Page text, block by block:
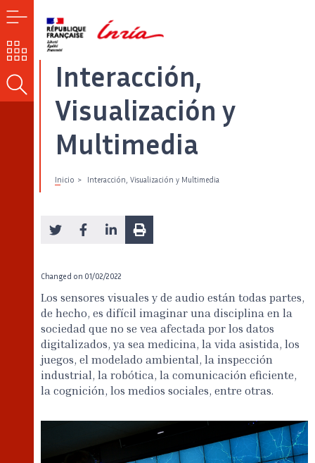
MENÚ
NUESTROS
RETOS
BUSCAR
Interacción,
Visualización y
Multimedia
Inicio Interacción, Visualización y Multimedia
Changed on 01/02/2022
Los sensores visuales y de audio están todas partes,
de hecho, es difícil imaginar una disciplina en la
sociedad que no se vea afectada por los datos
digitalizados, ya sea medicina, la vida asistida, los
juegos, el modelado ambiental, la inspección
industrial, la robótica, la comunicación eficiente,
la cognición, los medios sociales, entre otras.